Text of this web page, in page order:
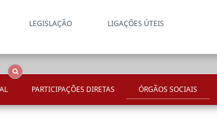
LEGISLAÇÃO LIGAÇÕES ÚTEIS
PARTICIPAÇÕES DIRETAS ÓRGÃOS SOCIAIS